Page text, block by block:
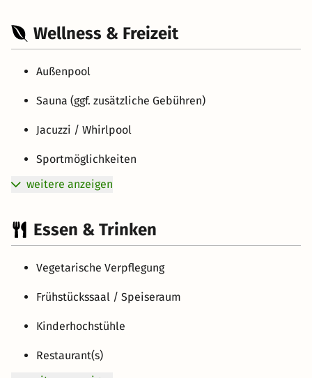
Wellness & Freizeit
Außenpool
Sauna (ggf. zusätzliche Gebühren)
Jacuzzi / Whirlpool
Sportmöglichkeiten
weitere anzeigen
Essen & Trinken
Vegetarische Verpflegung
Frühstückssaal / Speiseraum
Kinderhochstühle
Restaurant(s)